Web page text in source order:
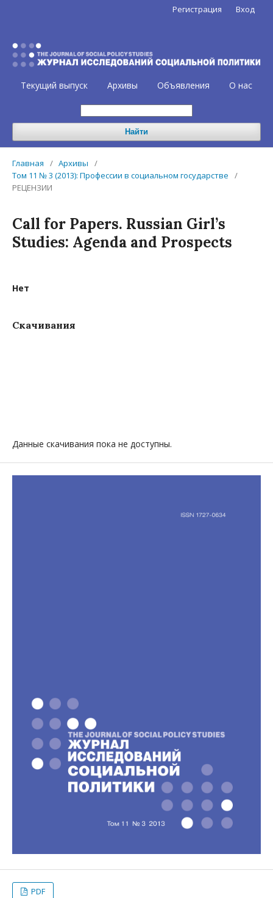
Текущий выпуск Архивы Объявления О нас
Найти
Регистрация Вход
Главная / Архивы
/
Том 11 № 3 (2013): Профессии в социальном государстве
/
РЕЦЕНЗИИ
Call for Papers. Russian Girl’s
Studies: Agenda and Prospects
Нет
Скачивания
Данные скачивания пока не доступны.
PDF